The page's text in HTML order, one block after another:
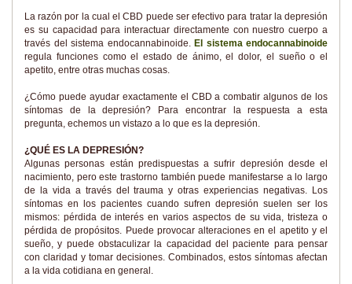
La razón por la cual el CBD puede ser efectivo para tratar la depresión
es su capacidad para interactuar directamente con nuestro cuerpo a
través del sistema endocannabinoide. El sistema endocannabinoide
regula funciones como el estado de ánimo, el dolor, el sueño o el
apetito, entre otras muchas cosas.
¿Cómo puede ayudar exactamente el CBD a combatir algunos de los
síntomas de la depresión? Para encontrar la respuesta a esta
pregunta, echemos un vistazo a lo que es la depresión.
¿QUÉ ES LA DEPRESIÓN?
Algunas personas están predispuestas a sufrir depresión desde el
nacimiento, pero este trastorno también puede manifestarse a lo largo
de la vida a través del trauma y otras experiencias negativas. Los
síntomas en los pacientes cuando sufren depresión suelen ser los
mismos: pérdida de interés en varios aspectos de su vida, tristeza o
pérdida de propósitos. Puede provocar alteraciones en el apetito y el
sueño, y puede obstaculizar la capacidad del paciente para pensar
con claridad y tomar decisiones. Combinados, estos síntomas afectan
a la vida cotidiana en general.